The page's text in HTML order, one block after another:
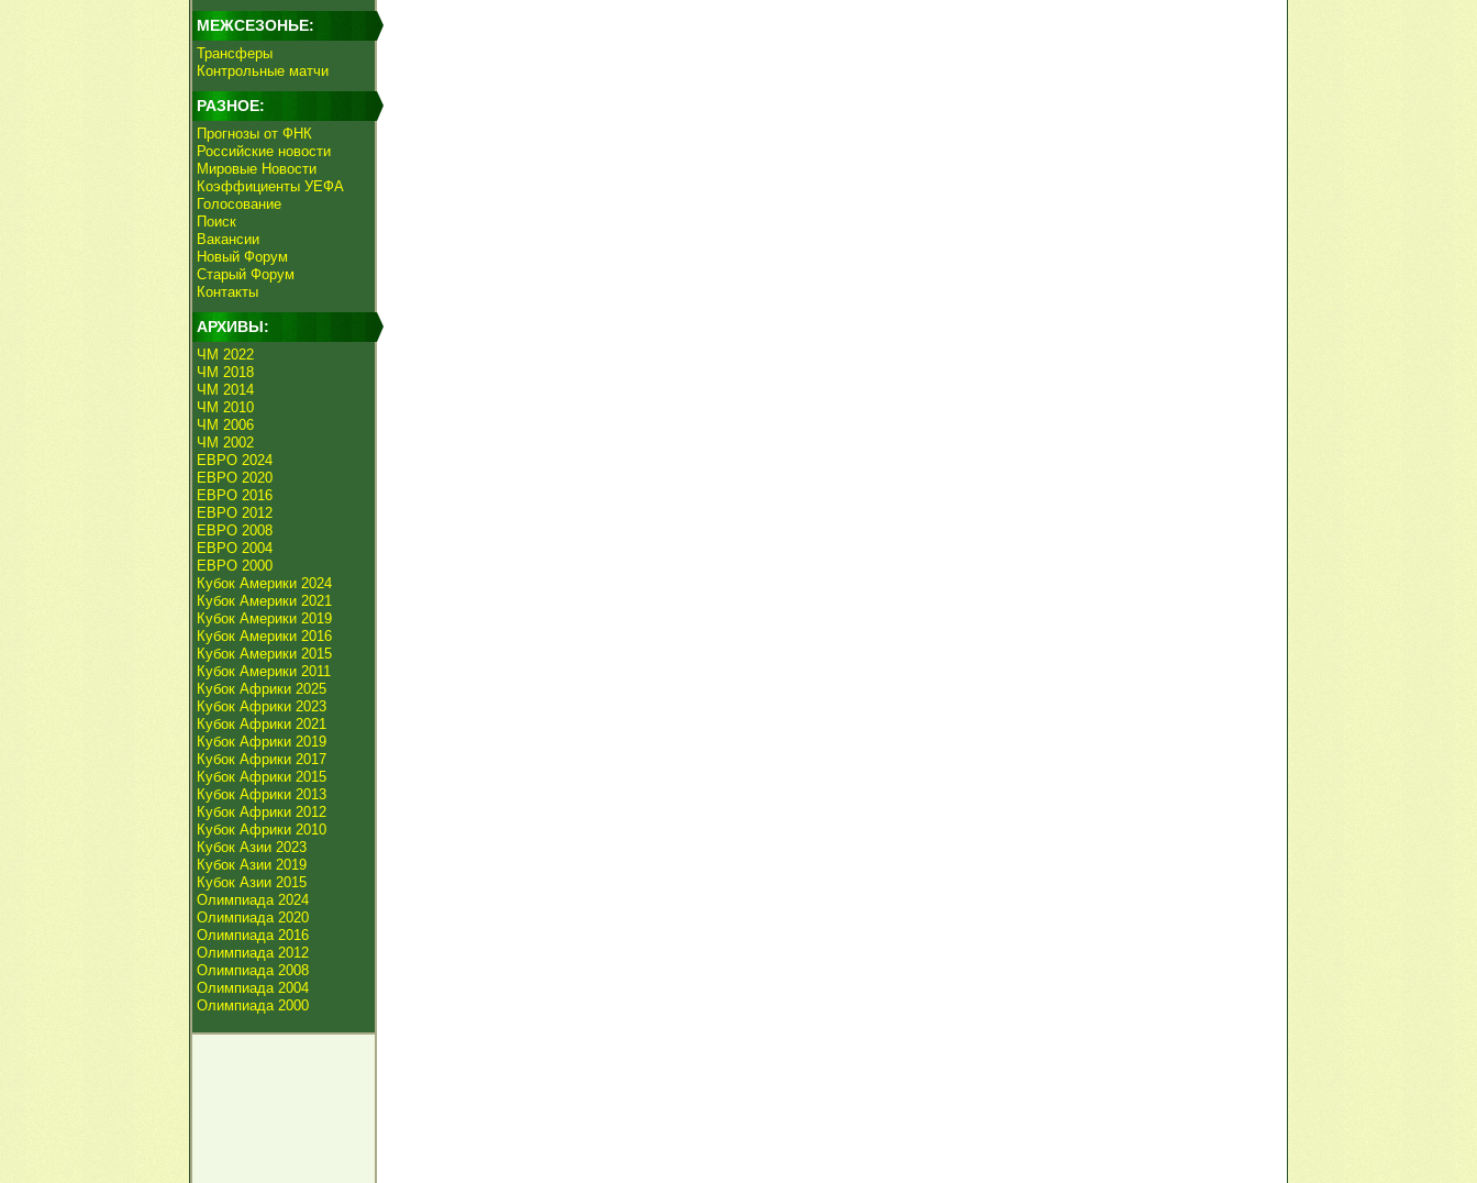
МЕЖСЕЗОНЬЕ:
Трансферы
Контрольные матчи
РАЗНОЕ:
Прогнозы от ФНК
Российские новости
Мировые Новости
Коэффициенты УЕФА
Голосование
Поиск
Вакансии
Новый Форум
Старый Форум
Контакты
АРХИВЫ:
ЧМ 2022
ЧМ 2018
ЧМ 2014
ЧМ 2010
ЧМ 2006
ЧМ 2002
ЕВРО 2024
ЕВРО 2020
ЕВРО 2016
ЕВРО 2012
ЕВРО 2008
ЕВРО 2004
ЕВРО 2000
Кубок Америки 2024
Кубок Америки 2021
Кубок Америки 2019
Кубок Америки 2016
Кубок Америки 2015
Кубок Америки 2011
Кубок Африки 2025
Кубок Африки 2023
Кубок Африки 2021
Кубок Африки 2019
Кубок Африки 2017
Кубок Африки 2015
Кубок Африки 2013
Кубок Африки 2012
Кубок Африки 2010
Кубок Азии 2023
Кубок Азии 2019
Кубок Азии 2015
Олимпиада 2024
Олимпиада 2020
Олимпиада 2016
Олимпиада 2012
Олимпиада 2008
Олимпиада 2004
Олимпиада 2000